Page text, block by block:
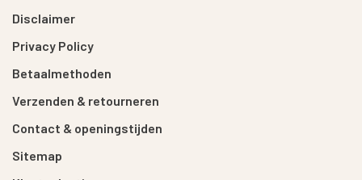
Disclaimer
Privacy Policy
Betaalmethoden
Verzenden & retourneren
Contact & openingstijden
Sitemap